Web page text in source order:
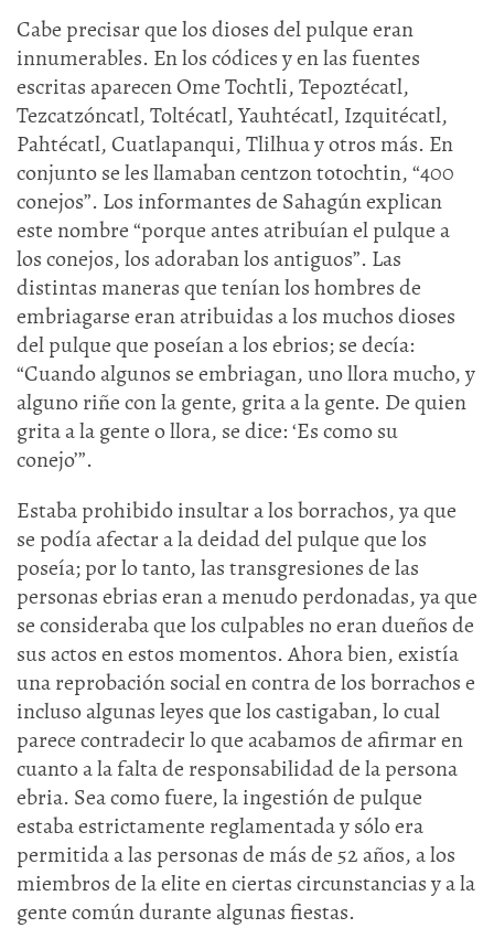
Cabe precisar que los dioses del pulque eran
innumerables. En los códices y en las fuentes
escritas aparecen Ome Tochtli, Tepoztécatl,
Tezcatzóncatl, Toltécatl, Yauhtécatl, Izquitécatl,
Pahtécatl, Cuatlapanqui, Tlilhua y otros más. En
conjunto se les llamaban centzon totochtin, “400
conejos”. Los informantes de Sahagún explican
este nombre “porque antes atribuían el pulque a
los conejos, los adoraban los antiguos”. Las
distintas maneras que tenían los hombres de
embriagarse eran atribuidas a los muchos dioses
del pulque que poseían a los ebrios; se decía:
“Cuando algunos se embriagan, uno llora mucho, y
alguno riñe con la gente, grita a la gente. De quien
grita a la gente o llora, se dice: ‘Es como su
conejo’”.
Estaba prohibido insultar a los borrachos, ya que
se podía afectar a la deidad del pulque que los
poseía; por lo tanto, las transgresiones de las
personas ebrias eran a menudo perdonadas, ya que
se consideraba que los culpables no eran dueños de
sus actos en estos momentos. Ahora bien, existía
una reprobación social en contra de los borrachos e
incluso algunas leyes que los castigaban, lo cual
parece contradecir lo que acabamos de afirmar en
cuanto a la falta de responsabilidad de la persona
ebria. Sea como fuere, la ingestión de pulque
estaba estrictamente reglamentada y sólo era
permitida a las personas de más de 52 años, a los
miembros de la elite en ciertas circunstancias y a la
gente común durante algunas fiestas.